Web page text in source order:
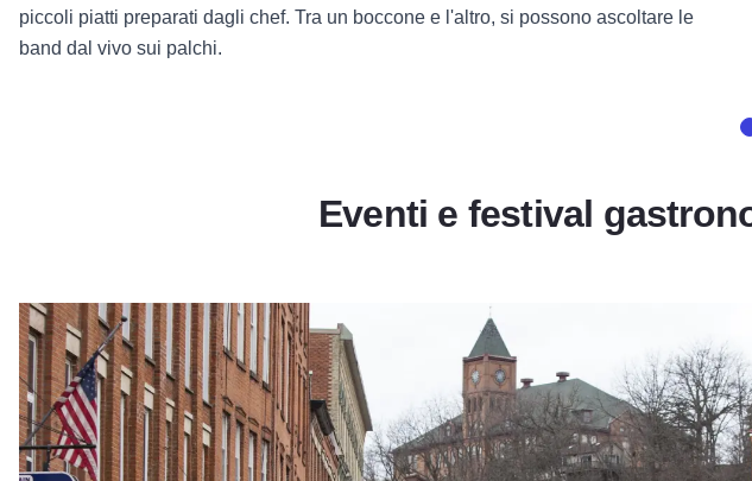
piccoli piatti preparati dagli chef. Tra un boccone e l'altro, si possono ascoltare le
band dal vivo sui palchi.
Eventi e festival